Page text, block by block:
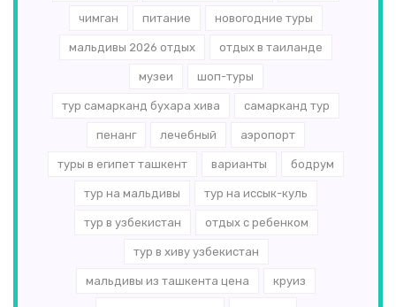
чимган питание новогодние туры
мальдивы 2026 отдых отдых в таиланде
музеи шоп-туры
тур самарканд бухара хива самарканд тур
пенанг лечебный аэропорт
туры в египет ташкент варианты бодрум
тур на мальдивы тур на иссык-куль
тур в узбекистан отдых с ребенком
тур в хиву узбекистан
мальдивы из ташкента цена круиз